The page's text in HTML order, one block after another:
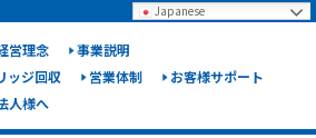
営理念
事業説明
ッジ回収
営業体制
お客様サポート
人様へ
Japanese
activities? We take your privacy very seriously.
policy for details and any questions.YesNo